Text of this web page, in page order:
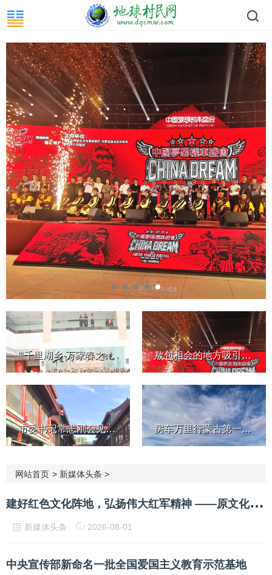
“‘千里湖乡·万家春之荆楚！’—...
市委书记常志刚会见香港铜锣...
敖包相会的地方吸引世界目光...
房车万里行蒙古第一站：塞音...
网站首页 > 新媒体头条 >
建
好红色文化阵地，弘扬伟大红军精神 ——原文化部老领导周和平等深入书院调研并参加座谈会
新媒体头条 2026-08-01
中央宣传部新命名一批全国爱国主义教育示范基地